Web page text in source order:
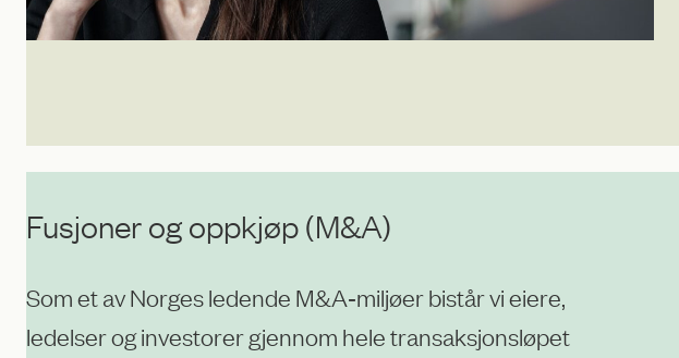
Fusjoner og oppkjøp (M&A)
Som et av Norges ledende M&A‑miljøer bistår vi eiere,
ledelser og investorer gjennom hele transaksjonsløpet